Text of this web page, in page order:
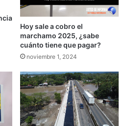
Hoy sale a cobro el
marchamo 2025, ¿sabe
cuánto tiene que pagar?
noviembre 1, 2024